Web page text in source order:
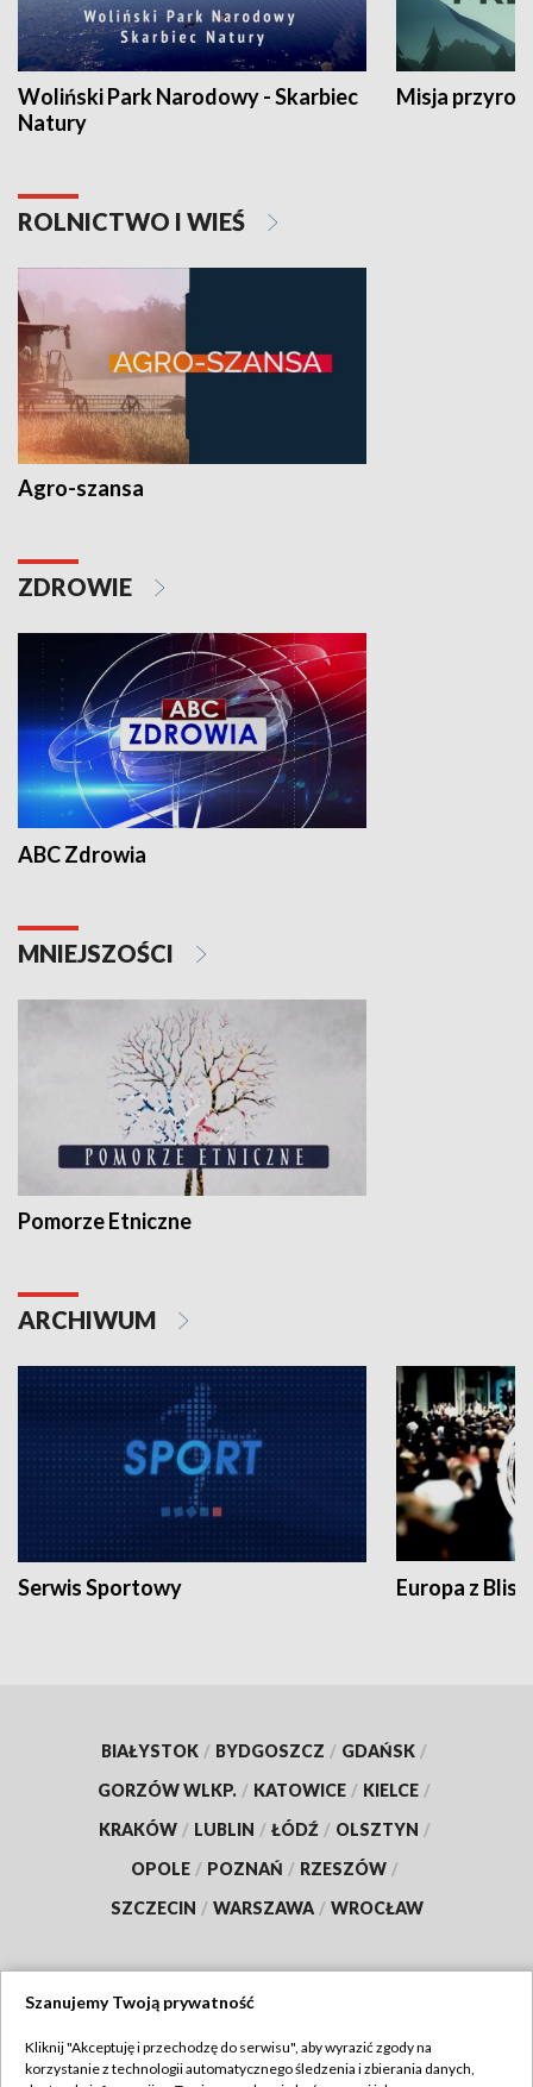
Woliński Park Narodowy - Skarbiec
Natury
Misja
ROLNICTWO I WIEŚ
Agro-szansa
ZDROWIE
ABC Zdrowia
MNIEJSZOŚCI
Pomorze Etniczne
ARCHIWUM
Serwis Sportowy Europa z
BIAŁYSTOK / BYDGOSZCZ / GDAŃSK /
GORZÓW WLKP. / KATOWICE / KIELCE /
KRAKÓW / LUBLIN / ŁÓDŹ / OLSZTYN /
OPOLE / POZNAŃ / RZESZÓW /
SZCZECIN / WARSZAWA / WROCŁAW
TVP
Szanujemy Twoją prywatność
Kliknij "Akceptuję i przechodzę do serwisu", aby wyrazić zgody na
korzystanie z technologii automatycznego śledzenia i zbierania danych,